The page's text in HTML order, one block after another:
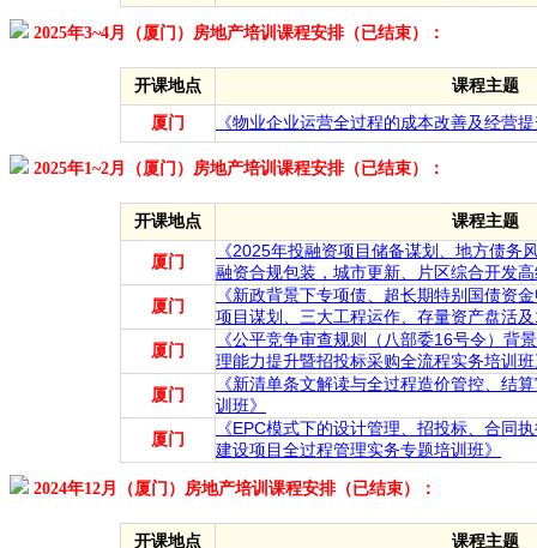
2025年3~4月（厦门）房地产培训课程安排（已结束）：
开课地点 课程主题
厦门 《物业企业运营全过程的成本改善及经营
2025年1~2月（厦门）房地产培训课程安排（已结束）：
开课地点 课程主题
厦门
《2025年投融资项目储备谋划、地方债务
融资合规包装，城市更新、片区综合开发
厦门
《新政背景下专项债、超长期特别国债资
项目谋划、三大工程运作、存量资产盘活
厦门
《公平竞争审查规则（八部委16号令）背
理能力提升暨招投标采购全流程实务培训
厦门
《新清单条文解读与全过程造价管控、结
训班》
厦门
《EPC模式下的设计管理、招投标、合同
建设项目全过程管理实务专题培训班》
2024年12月（厦门）房地产培训课程安排（已结束）：
开课地点 课程主题